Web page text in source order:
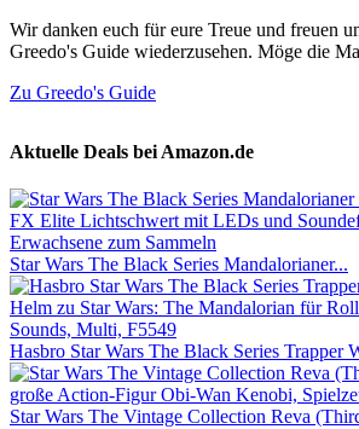
Wir danken euch für eure Treue und freuen
Greedo's Guide wiederzusehen. Möge die
Zu Greedo's Guide
Aktuelle Deals bei Amazon.de
Star Wars The Black Series Mandalorianer...
Hasbro Star Wars The Black Series Trapper
Star Wars The Vintage Collection Reva